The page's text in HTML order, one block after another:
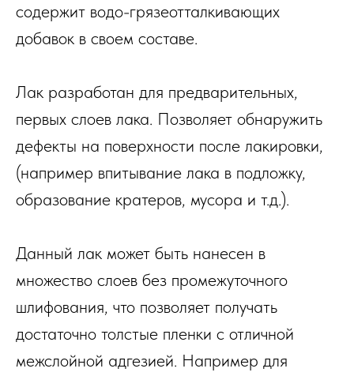
содержит водо-грязеотталкивающих
добавок в своем составе.
Лак разработан для предварительных,
первых слоев лака. Позволяет обнаружить
дефекты на поверхности после лакировки,
(например впитывание лака в подложку,
образование кратеров, мусора и т.д.).
Данный лак может быть нанесен в
множество слоев без промежуточного
шлифования, что позволяет получать
достаточно толстые пленки с отличной
межслойной адгезией. Например для